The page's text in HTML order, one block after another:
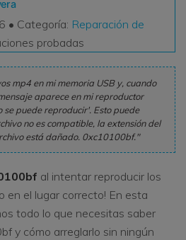
eliminados gratis
Pruébalo Gratis
FUNCIONES
• Categoría: Reparación de
probadas
mp4 en mi memoria USB y, cuando
aparece en mi reproductor
se puede reproducir'. Esto puede
no es compatible, la extensión del
está dañado. 0xc10100bf."
al intentar reproducir los
en el lugar correcto! En esta
todo lo que necesitas saber
y cómo arreglarlo sin ningún